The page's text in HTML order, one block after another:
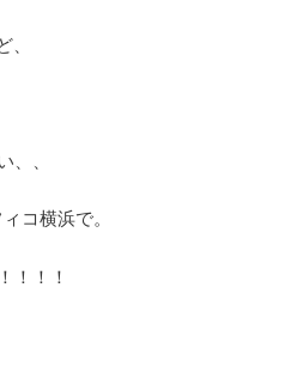
、
コ横浜で。
！！！